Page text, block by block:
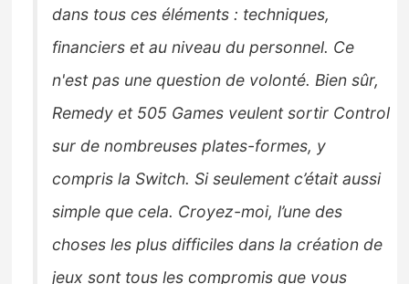
dans tous ces éléments : techniques,
financiers et au niveau du personnel. Ce
n'est pas une question de volonté. Bien sûr,
Remedy et 505 Games veulent sortir Control
sur de nombreuses plates-formes, y
compris la Switch. Si seulement c’était aussi
simple que cela. Croyez-moi, l’une des
choses les plus difficiles dans la création de
jeux sont tous les compromis que vous